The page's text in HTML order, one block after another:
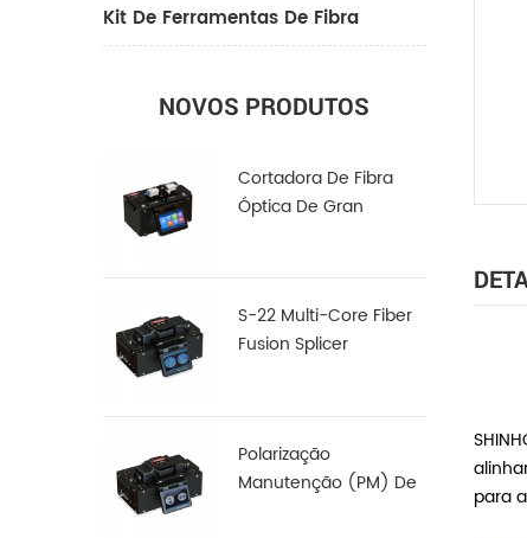
Kit De Ferramentas De Fibra
NOVOS PRODUTOS
Cortadora De Fibra
Óptica De Gran
S-22 Multi-Core Fiber
Fusion Splicer
Polarização
Manutenção (PM) De
para a